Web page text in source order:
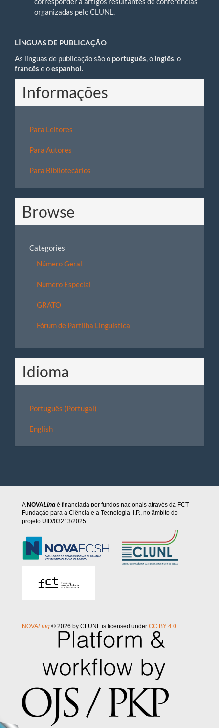
organizadas pelo CLUNL.
LÍNGUAS DE PUBLICAÇÃO
As línguas de publicação são o português , o inglês , o
francês e oespanhol
Informações
Para Leitores
Para Autores
Para Bibliotecários
Browse
Categories
Número Geral
Número Especial
GRATO
Fórum de Partilha Linguística
Idioma
Português (Portugal)
English
ANOVALing é financiada por fundos nacionais através da FCT —
Fundação para a Ciência e a Tecnologia, I.P., no âmbito do
projeto UID/03213/2025.
NOVALing © 2026 by CLUNL is licensed under CC BY 4.0